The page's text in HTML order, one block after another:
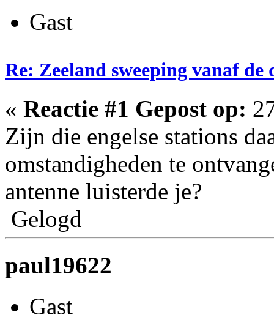
Gast
Re: Zeeland sweeping vanaf de
« Reactie #1 Gepost op:
Zijn die engelse stations
omstandigheden te
antenne luisterde je?
Gelogd
paul19622
Gast